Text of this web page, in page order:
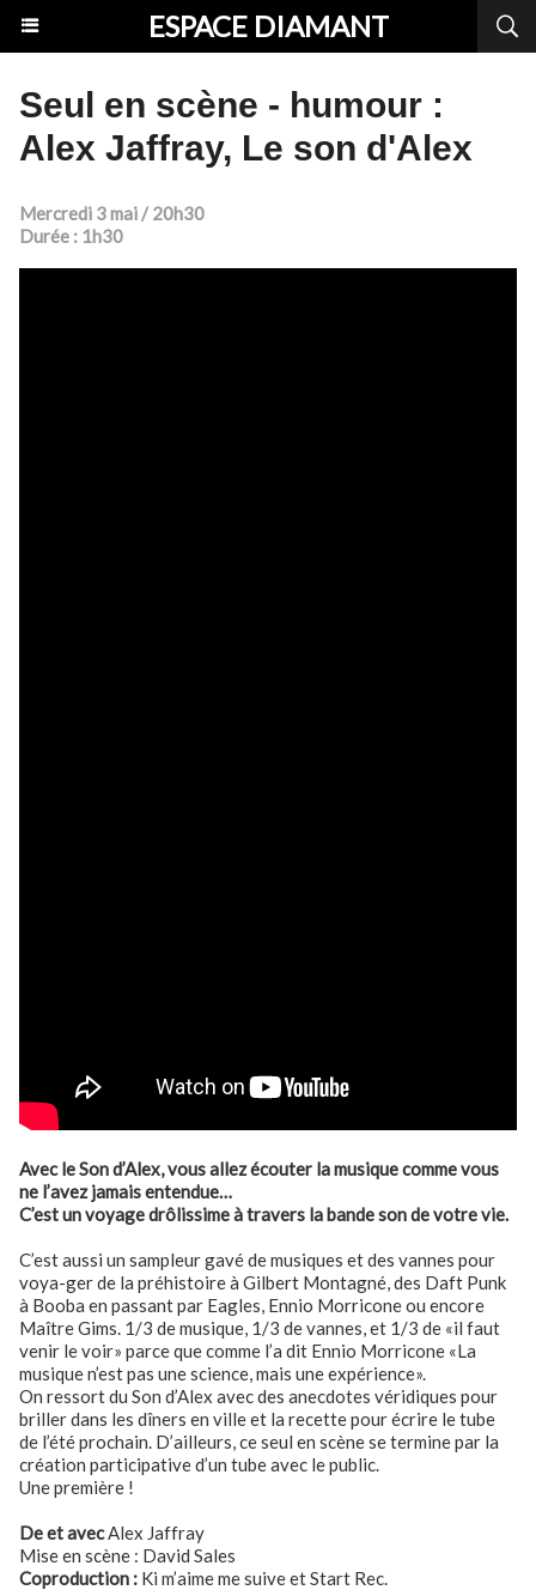
ESPACE DIAMANT
Seul en scène - humour :
Alex Jaffray, Le son d'Alex
Mercredi 3 mai / 20h30
Durée : 1h30
Avec le Son d’Alex, vous allez écouter la musique comme vous
ne l’avez jamais entendue…
C’est un voyage drôlissime à travers la bande son de votre vie.
C’est aussi un sampleur gavé de musiques et des vannes pour
voya-ger de la préhistoire à Gilbert Montagné, des Daft Punk
à Booba en passant par Eagles, Ennio Morricone ou encore
Maître Gims. 1/3 de musique, 1/3 de vannes, et 1/3 de «il faut
venir le voir» parce que comme l’a dit Ennio Morricone «La
musique n’est pas une science, mais une expérience».
On ressort du Son d’Alex avec des anecdotes véridiques pour
briller dans les dîners en ville et la recette pour écrire le tube
de l’été prochain. D’ailleurs, ce seul en scène se termine par la
création participative d’un tube avec le public.
Une première !
De et avecAlex Jaffray
Mise en scène : David Sales
Coproduction : Ki m’aime me suive et Start Rec.